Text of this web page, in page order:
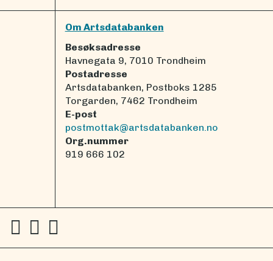
Om Artsdatabanken
Besøksadresse
Havnegata 9, 7010 Trondheim
Postadresse
Artsdatabanken, Postboks 1285
Torgarden, 7462 Trondheim
E-post
postmottak@artsdatabanken.no
Org.nummer
919 666 102